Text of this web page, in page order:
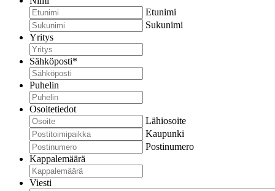
Etunimi
Sukunimi
Yritys
Sähköposti*
Puhelin
Osoitetiedot
Lähiosoite
Kaupunki
Postinumero
Kappalemäärä
Viesti